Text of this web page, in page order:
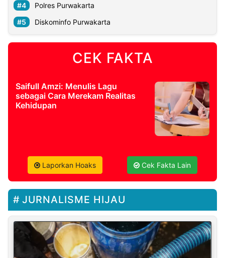
Polres Purwakarta
Diskominfo Purwakarta
CEK FAKTA
Saifull Amzi: Menulis Lagu
sebagai Cara Merekam Realitas
Kehidupan
Laporkan Hoaks Cek Fakta Lain
JURNALISME HIJAU